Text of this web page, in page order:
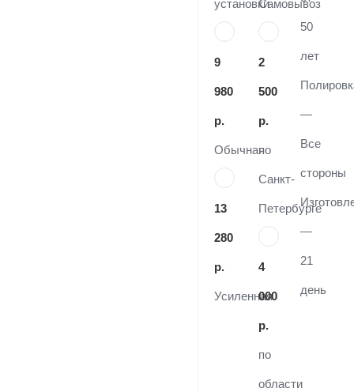
установки
9
980
р.
Обычная
13
280
р.
Усиленная
Самовывоз
2
500
р.
по
Санкт-
Петербурге
4
000
р.
по
области
50
лет
—
Все
стороны
—
21
день